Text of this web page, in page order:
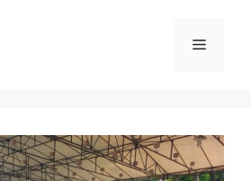
Menu